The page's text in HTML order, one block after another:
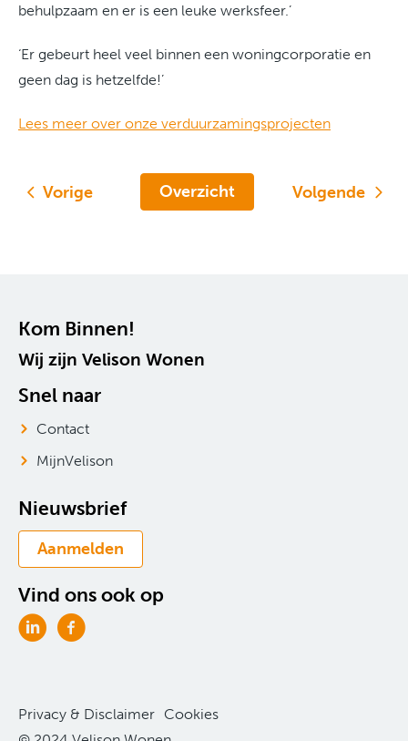
behulpzaam en er is een leuke werksfeer.’
‘Er gebeurt heel veel binnen een woningcorporatie en
geen dag is hetzelfde!’
Lees meer over onze verduurzamingsprojecten
Volgende
Overzicht
Vorige
Contactinformatie
Kom Binnen!
Wij zijn Velison Wonen
Snel naar
Contact
MijnVelison
Nieuwsbrief
Aanmelden
Vind ons ook op
Privacy & Disclaimer Cookies